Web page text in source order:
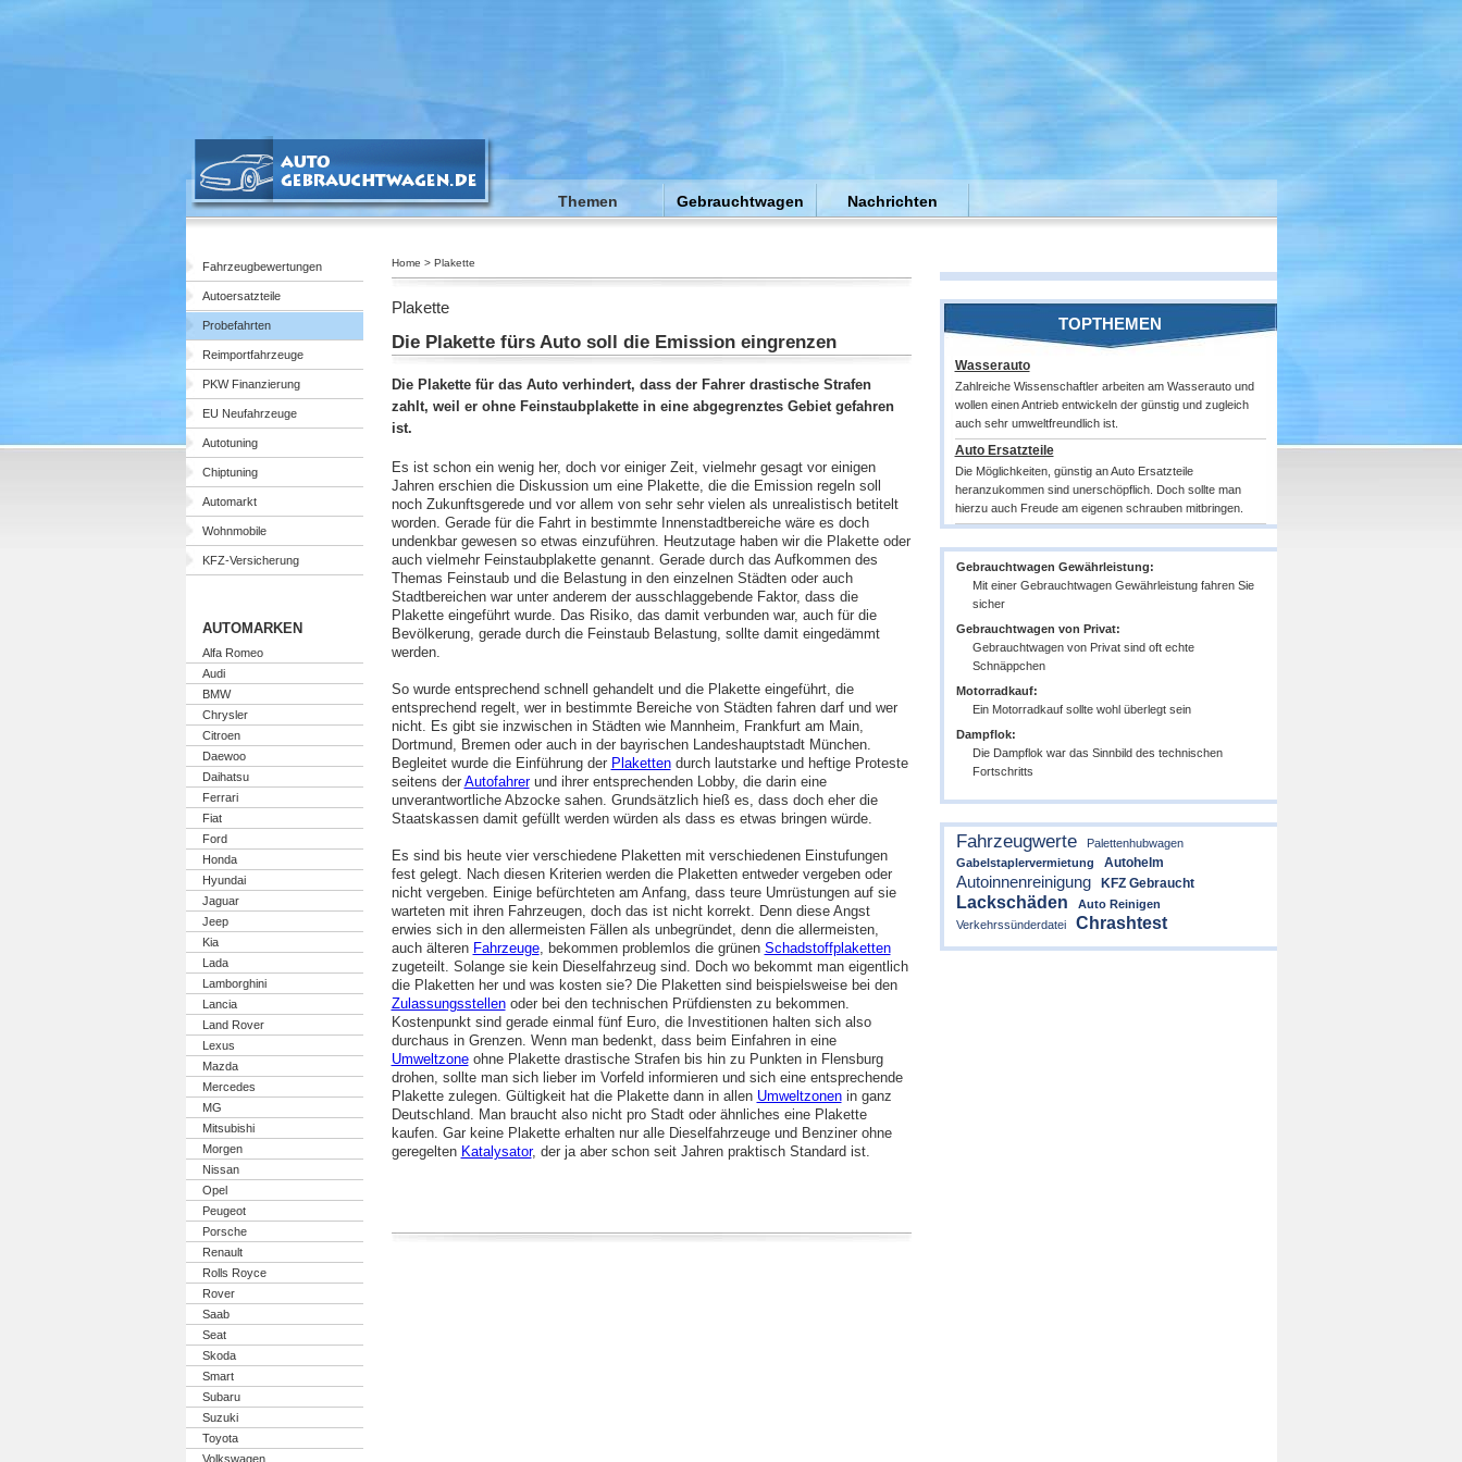
Themen Gebrauchtwagen Nachrichten
Fahrzeugbewertungen
Autoersatzteile
Probefahrten
Reimportfahrzeuge
PKW Finanzierung
EU Neufahrzeuge
Autotuning
Chiptuning
Automarkt
Wohnmobile
KFZ-Versicherung
AUTOMARKEN
Alfa Romeo
Audi
BMW
Chrysler
Citroen
Daewoo
Daihatsu
Ferrari
Fiat
Ford
Honda
Hyundai
Jaguar
Jeep
Kia
Lada
Lamborghini
Lancia
Land Rover
Lexus
Mazda
Mercedes
MG
Mitsubishi
Morgen
Nissan
Opel
Peugeot
Porsche
Renault
Rolls Royce
Rover
Saab
Seat
Skoda
Smart
Subaru
Suzuki
Toyota
Volkswagen
Home > Plakette
Plakette
Die Plakette fürs Auto soll die Emission eingrenzen
Die Plakette für das Auto verhindert, dass der Fahrer drastische Strafen
zahlt, weil er ohne Feinstaubplakette in eine abgegrenztes Gebiet gefahren
ist.
Es ist schon ein wenig her, doch vor einiger Zeit, vielmehr gesagt vor einigen
Jahren erschien die Diskussion um eine Plakette, die die Emission regeln soll
noch Zukunftsgerede und vor allem von sehr sehr vielen als unrealistisch betitelt
worden. Gerade für die Fahrt in bestimmte Innenstadtbereiche wäre es doch
undenkbar gewesen so etwas einzuführen. Heutzutage haben wir die Plakette oder
auch vielmehr Feinstaubplakette genannt. Gerade durch das Aufkommen des
Themas Feinstaub und die Belastung in den einzelnen Städten oder auch
Stadtbereichen war unter anderem der ausschlaggebende Faktor, dass die
Plakette eingeführt wurde. Das Risiko, das damit verbunden war, auch für die
Bevölkerung, gerade durch die Feinstaub Belastung, sollte damit eingedämmt
werden.
So wurde entsprechend schnell gehandelt und die Plakette eingeführt, die
entsprechend regelt, wer in bestimmte Bereiche von Städten fahren darf und wer
nicht. Es gibt sie inzwischen in Städten wie Mannheim, Frankfurt am Main,
Dortmund, Bremen oder auch in der bayrischen Landeshauptstadt München.
Begleitet wurde die Einführung der Plakettendurch lautstarke und heftige Proteste
seitens der Autofahrerund ihrer entsprechenden Lobby, die darin eine
unverantwortliche Abzocke sahen. Grundsätzlich hieß es, dass doch eher die
Staatskassen damit gefüllt werden würden als dass es etwas bringen würde.
Es sind bis heute vier verschiedene Plaketten mit verschiedenen Einstufungen
fest gelegt. Nach diesen Kriterien werden die Plaketten entweder vergeben oder
nicht vergeben. Einige befürchteten am Anfang, dass teure Umrüstungen auf sie
warteten mit ihren Fahrzeugen, doch das ist nicht korrekt. Denn diese Angst
erwies sich in den allermeisten Fällen als unbegründet, denn die allermeisten,
auch älteren Fahrzeuge, bekommen problemlos die grünen Schadstoffplaketten
zugeteilt. Solange sie kein Dieselfahrzeug sind. Doch wo bekommt man eigentlich
die Plaketten her und was kosten sie? Die Plaketten sind beispielsweise bei den
Zulassungsstellenoder bei den technischen Prüfdiensten zu bekommen.
Kostenpunkt sind gerade einmal fünf Euro, die Investitionen halten sich also
durchaus in Grenzen. Wenn man bedenkt, dass beim Einfahren in eine
Umweltzoneohne Plakette drastische Strafen bis hin zu Punkten in Flensburg
drohen, sollte man sich lieber im Vorfeld informieren und sich eine entsprechende
Plakette zulegen. Gültigkeit hat die Plakette dann in allen Umweltzonenin ganz
Deutschland. Man braucht also nicht pro Stadt oder ähnliches eine Plakette
kaufen. Gar keine Plakette erhalten nur alle Dieselfahrzeuge und Benziner ohne
geregelten Katalysator, der ja aber schon seit Jahren praktisch Standard ist.
TOPTHEMEN
Wasserauto
Zahlreiche Wissenschaftler arbeiten am Wasserauto und
wollen einen Antrieb entwickeln der günstig und zugleich
auch sehr umweltfreundlich ist.
Auto Ersatzteile
Die Möglichkeiten, günstig an Auto Ersatzteile
heranzukommen sind unerschöpflich. Doch sollte man
hierzu auch Freude am eigenen schrauben mitbringen.
Gebrauchtwagen Gewährleistung:
Mit einer Gebrauchtwagen Gewährleistung fahren Sie
sicher
Gebrauchtwagen von Privat:
Gebrauchtwagen von Privat sind oft echte
Schnäppchen
Motorradkauf:
Ein Motorradkauf sollte wohl überlegt sein
Dampflok:
Die Dampflok war das Sinnbild des technischen
Fortschritts
Fahrzeugwerte
Palettenhubwagen
Gabelstaplervermietung
Autohelm
Autoinnenreinigung KFZ Gebraucht
Lackschäden
Auto Reinigen
Verkehrssünderdatei
Chrashtest